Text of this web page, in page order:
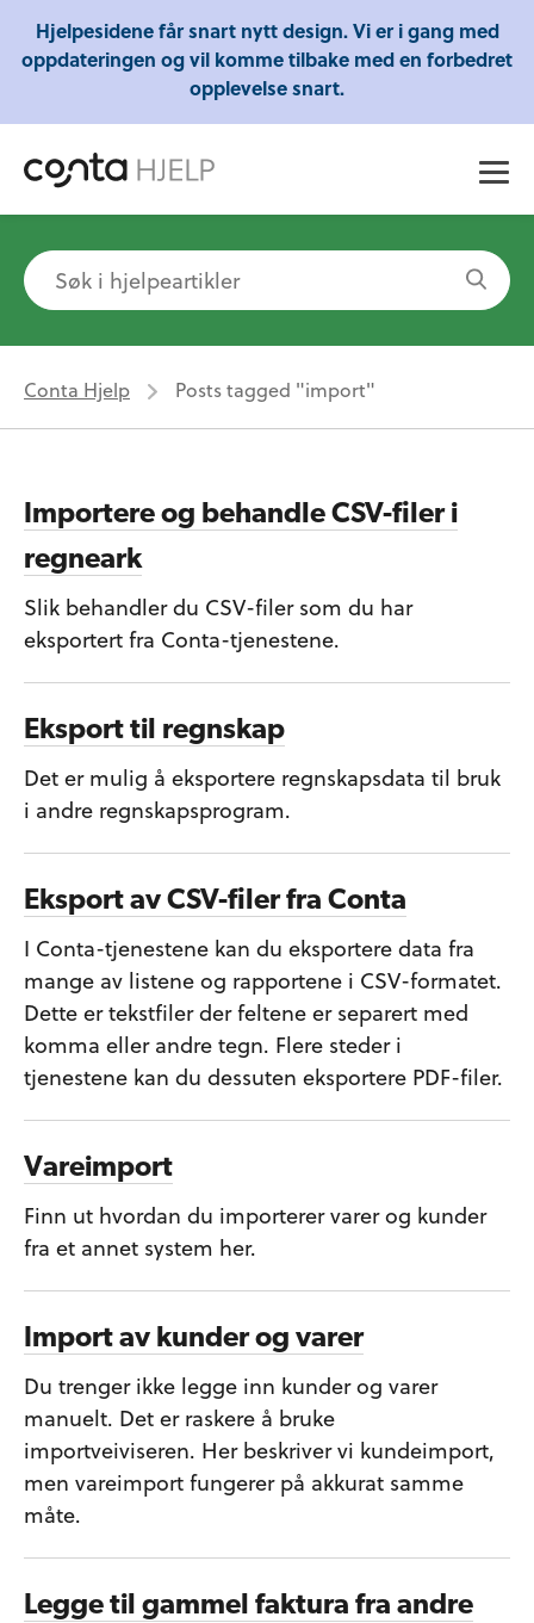
Gratis webinarer fra Conta - Lær om regnskap,
skatt og mye mer!
Conta Hjelp Posts tagged "import"
Importere og behandle CSV-filer i
regneark
Slik behandler du CSV-filer som du har
eksportert fra Conta-tjenestene.
Eksport til regnskap
Det er mulig å eksportere regnskapsdata til bruk
i andre regnskapsprogram.
Eksport av CSV-filer fra Conta
I Conta-tjenestene kan du eksportere data fra
mange av listene og rapportene i CSV-formatet.
Dette er tekstfiler der feltene er separert med
komma eller andre tegn. Flere steder i
tjenestene kan du dessuten eksportere PDF-filer.
Vareimport
Finn ut hvordan du importerer varer og kunder
fra et annet system her.
Import av kunder og varer
Du trenger ikke legge inn kunder og varer
manuelt. Det er raskere å bruke
importveiviseren. Her beskriver vi kundeimport,
men vareimport fungerer på akkurat samme
måte.
Legge til gammel faktura fra andre
Hjelpesidene får snart nytt design. Vi er i gang med
oppdateringen og vil komme tilbake med en forbedret
opplevelse snart.